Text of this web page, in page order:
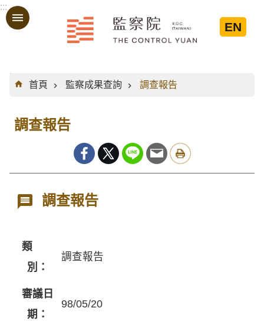
跳到主要內容區塊
:::
EN
:::
首頁
監察成果查詢 調查報告
調查報告
調查報告
類
別：
調查報告
審議日
期：
98/05/20